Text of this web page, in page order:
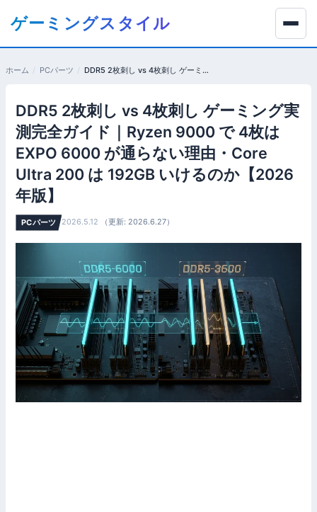
ツ
ゲーミングスタイル
ホーム PCパーツ DDR5 2枚刺し vs 4枚刺し ゲーミング実測完全ガイド｜Ryzen 9000 で 4枚は EXPO 6000 が通らない理由・Core Ultra 200 は 192GB いけるのか【2026年版】
DDR5 2枚刺し vs 4枚刺し ゲーミング実
測完全ガイド｜Ryzen 9000 で 4枚は
EXPO 6000 が通らない理由・Core
Ultra 200 は 192GB いけるのか【2026
年版】
PCパーツ 2026.5.12 （更新: 2026.6.27）